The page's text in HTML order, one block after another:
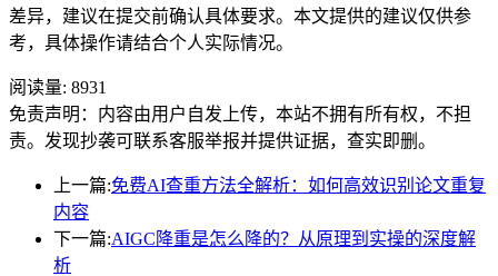
差异，建议在提交前确认具体要求。本文提供的建议仅供参
考，具体操作请结合个人实际情况。
阅读量: 8931
免责声明：内容由用户自发上传，本站不拥有所有权，不担
责。发现抄袭可联系客服举报并提供证据，查实即删。
上一篇:免费AI查重方法全解析：如何高效识别论文重复
内容
下一篇:AIGC降重是怎么降的？从原理到实操的深度解
析